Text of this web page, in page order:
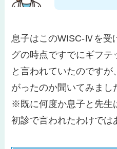
息子はこのWISC-Ⅳを受
グの時点ですでにギフテ
と言われていたのです
がったのか聞いてみまし
※既に何度か息子と先生
初診で言われたわけでは